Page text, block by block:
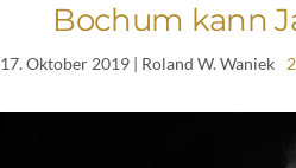
Bochum kann
17. Oktober 2019| Roland W. Waniek